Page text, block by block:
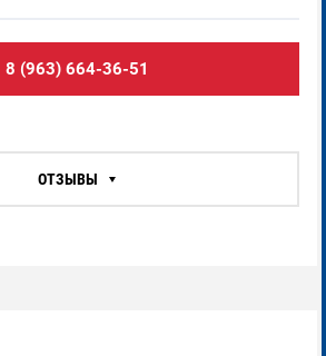
8 (963) 664-36-51
ОТЗЫВЫ